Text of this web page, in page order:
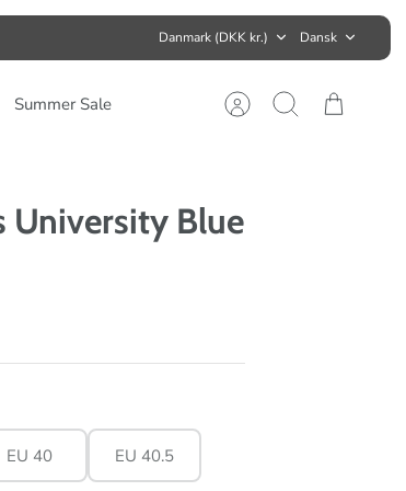
Valuta
Danmark (DKK kr.) Sprog
Dansk
Summer Sale Konto Søg Kurv
University Blue
EU 40 EU 40.5